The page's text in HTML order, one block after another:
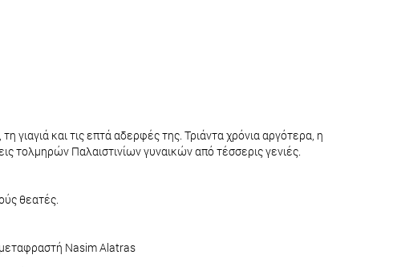
γιαγιά και τις επτά αδερφές της. Τριάντα χρόνια αργότερα, η
τολμηρών Παλαιστινίων γυναικών από τέσσερις γενιές.
θεατές.
Nasim Alatras